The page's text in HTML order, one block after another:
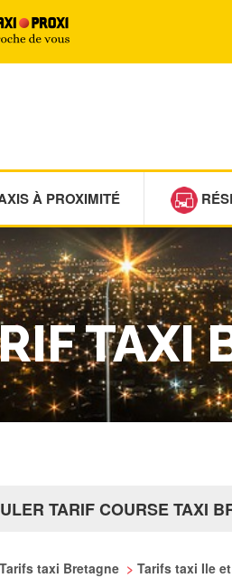
À PROXIMITÉ
TAXI
TARIF COURSE TAXI
Tarifs taxi Bretagne > Tarifs taxi Ile